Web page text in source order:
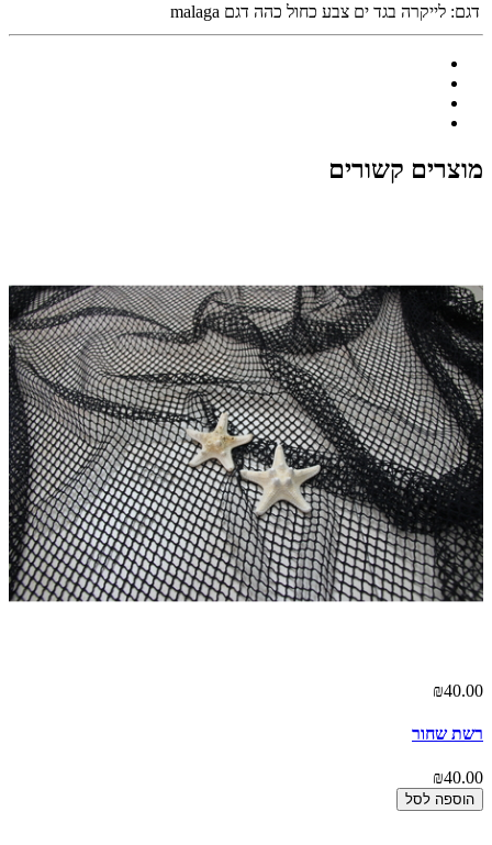
דגם: לייקרה בגד ים צבע כחול כהה דגם malaga
מוצרים קשורים
₪40.00
רשת שחור
₪40.00
הוספה לסל